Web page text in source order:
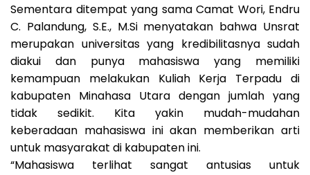
Sementara ditempat yang sama Camat Wori, Endru
C. Palandung, S.E., M.Si menyatakan bahwa Unsrat
merupakan universitas yang kredibilitasnya sudah
diakui dan punya mahasiswa yang memiliki
kemampuan melakukan Kuliah Kerja Terpadu di
kabupaten Minahasa Utara dengan jumlah yang
tidak sedikit. Kita yakin mudah-mudahan
keberadaan mahasiswa ini akan memberikan arti
untuk masyarakat di kabupaten ini.
“Mahasiswa terlihat sangat antusias untuk